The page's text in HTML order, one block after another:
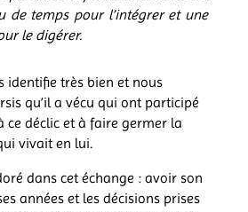
de temps pour l’intégrer et une
le digérer.
identifie très bien et nous
qu’il a vécu qui ont participé
ce déclic et à faire germer la
vivait en lui.
dans cet échange : avoir son
années et les décisions prises